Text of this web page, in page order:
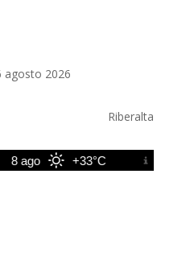
agosto 2026
Riberalta
8 ago +33°C 9 ago